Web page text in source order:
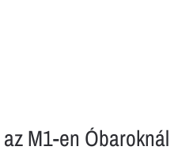
M1-en Óbaroknál